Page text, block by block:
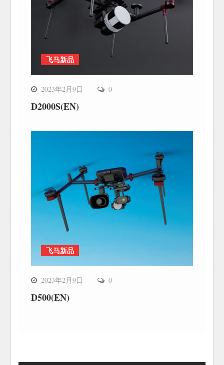
飞马新品
2023年2月9日 0
D2000S(EN)
飞马新品
2023年2月9日 0
D500(EN)